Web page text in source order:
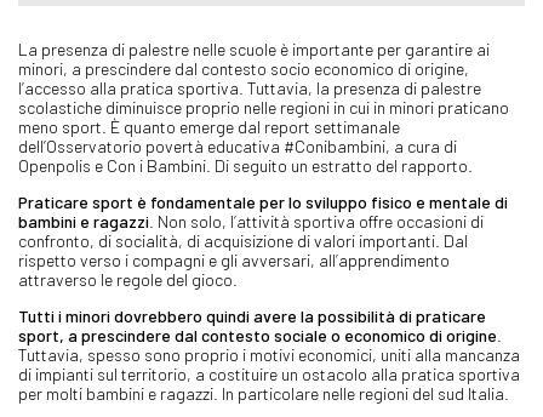
La presenza di palestre nelle scuole è importante per garantire ai
minori, a prescindere dal contesto socio economico di origine,
l’accesso alla pratica sportiva. Tuttavia, la presenza di palestre
scolastiche diminuisce proprio nelle regioni in cui in minori praticano
meno sport. È quanto emerge dal report settimanale
dell’Osservatorio povertà educativa #Conibambini, a cura di
Openpolis e Con i Bambini. Di seguito un estratto del rapporto.
Praticare sport è fondamentale per lo sviluppo fisico e mentale di
bambini e ragazzi . Non solo, l’attività sportiva offre occasioni di
confronto, di socialità, di acquisizione di valori importanti. Dal
rispetto verso i compagni e gli avversari, all’apprendimento
attraverso le regole del gioco.
Tutti i minori dovrebbero quindi avere la possibilità di praticare
sport, a prescindere dal contesto sociale o economico di origine
Tuttavia, spesso sono proprio i motivi economici, uniti alla mancanza
di impianti sul territorio, a costituire un ostacolo alla pratica sportiva
per molti bambini e ragazzi. In particolare nelle regioni del sud Italia.